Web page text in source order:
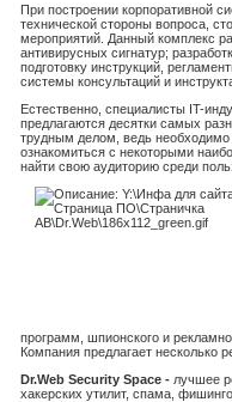
При построении корпоративной
технической стороны вопроса,
мероприятий. Данный комплекс
антивирусных сигнатур;
подготовку инструкций,
системы консультаций и
Естественно, специалисты IT-
предлагаются десятки самых
трудным делом, ведь необходимо
ознакомиться с некоторыми
найти свою аудиторию среди
программ, шпионского и
Компания предлагает несколько
Dr.Web Security Space - лучшее
хакерских утилит, спама,